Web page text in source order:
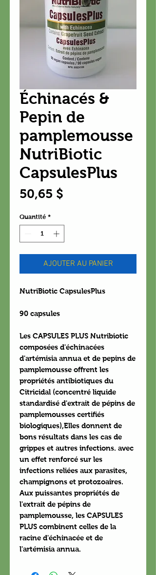
Échinacés &
Pepin de
pamplemousse
NutriBiotic
CapsulesPlus
50,65 $
Quantité *
AJOUTER AU PANIER
NutriBiotic CapsulesPlus
90 capsules
Les CAPSULES PLUS Nutribiotic
composées d'échinacées
d'artémisia annua et de pepins de
pamplemousse offrent les
propriétés antibiotiques du
Citricidal (concentré liquide
standardisé d'extrait de pépins de
pamplemousses certifiés
biologiques),Elles donnent de
bons résultats dans les cas de
grippes et autres infections. avec
un effet renforcé sur les
infections reliées aux parasites,
champignons et protozoaires.
Aux puissantes propriétés de
l'extrait de pépins de
pamplemousse, les CAPSULES
PLUS combinent celles de la
racine d'échinacée et de
l'artémisia annua.